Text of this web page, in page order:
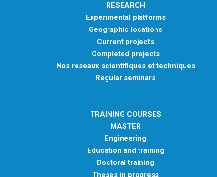
RESEARCH
Experimental platforms
Geographic locations
Current projects
Completed projects
Nos réseaux scientifiques et techniques
Regular seminars
TRAINING COURSES
MASTER
Engineering
Education and training
Doctoral training
Theses in progress